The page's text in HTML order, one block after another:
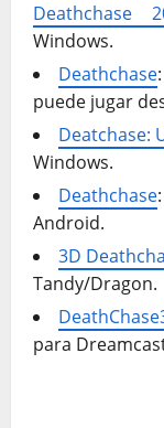
Deathchase
Windows.
Deathchase
puede jugar
Deatchase:
Windows.
Deathchase
Android.
3D
Tandy/Dragon.
para